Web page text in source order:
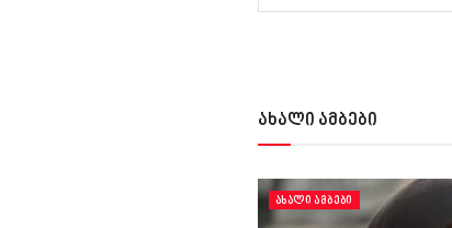
ახალი ამბები
ᲐᲮᲐᲚᲘ ᲐᲛᲑᲔᲑᲘ